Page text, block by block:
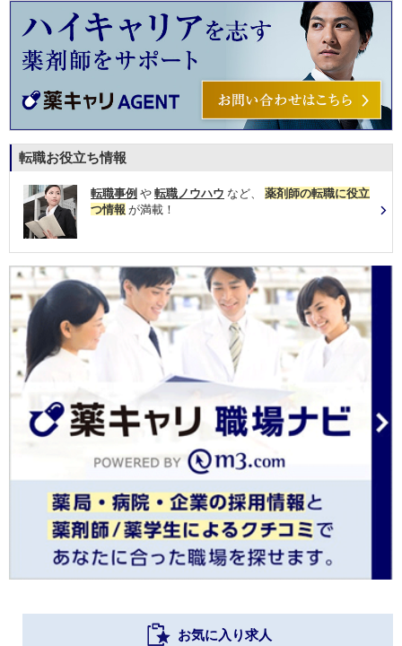
転職お役立ち情報
転職事例 や 転職ノウハウ など、 薬剤師の転職に役立
つ情報 が満載！
お気に入り求人